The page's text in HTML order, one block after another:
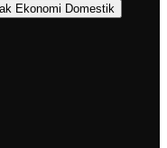
Ekonomi Domestik